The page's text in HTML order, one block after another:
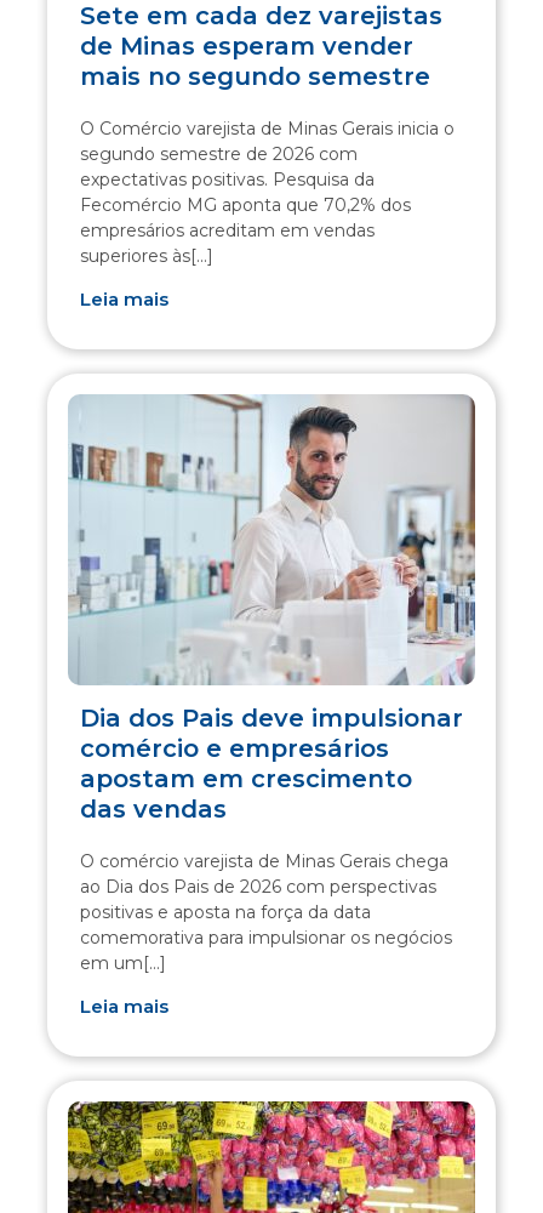
Sete em cada dez varejistas
de Minas esperam vender
mais no segundo semestre
O Comércio varejista de Minas Gerais inicia o
segundo semestre de 2026 com
expectativas positivas. Pesquisa da
Fecomércio MG aponta que 70,2% dos
empresários acreditam em vendas
superiores às[...]
Leia mais
Dia dos Pais deve impulsionar
comércio e empresários
apostam em crescimento
das vendas
O comércio varejista de Minas Gerais chega
ao Dia dos Pais de 2026 com perspectivas
positivas e aposta na força da data
comemorativa para impulsionar os negócios
em um[...]
Leia mais